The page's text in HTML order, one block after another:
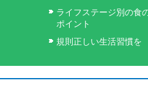
ライフステージ別の食
ポイント
規則正しい生活習慣を